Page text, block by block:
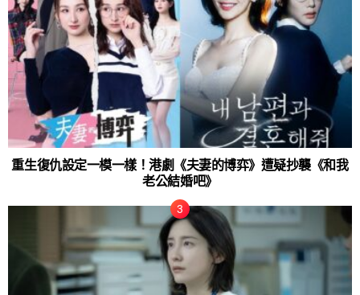
重生復仇設定一模一樣！港劇《夫妻的博弈》遭疑抄襲《和我
老公結婚吧》